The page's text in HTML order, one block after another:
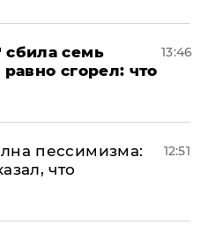
сбила семь
сгорел: что
13:46
пессимизма:
что
12:51